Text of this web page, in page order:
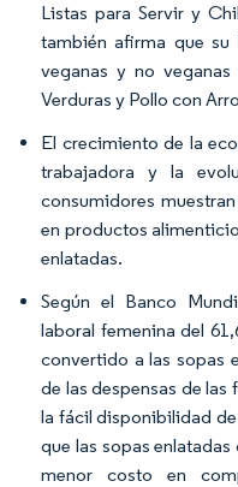
Listas para Servir y
también afirma que su
veganas y no
Verduras y Pollo con
El crecimiento de la
trabajadora y la
consumidores
en productos
enlatadas.
Según el Banco
laboral femenina del
convertido a las sopas
de las despensas de
la fácil disponibilidad
que las sopas
menor costo en